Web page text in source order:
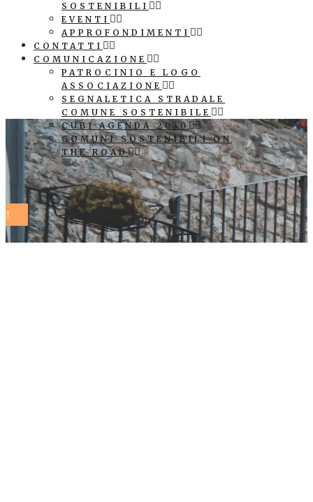
SOSTENIBILI
EVENTI
APPROFONDIMENTI
CONTATTI
COMUNICAZIONE
PATROCINIO E LOGO
ASSOCIAZIONE
SEGNALETICA STRADALE
COMUNE SOSTENIBILE
CUBI AGENDA 2030
COMUNI SOSTENIBILI ON
THE ROAD